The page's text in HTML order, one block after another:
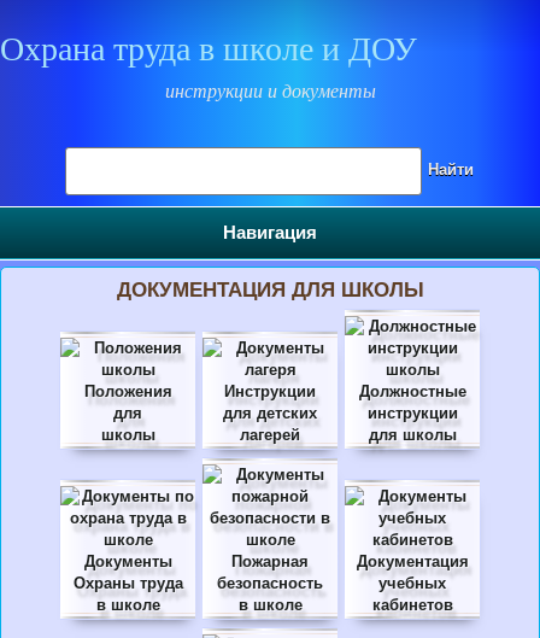
Охрана труда в школе и ДОУ
инструкции и документы
Навигация
ДОКУМЕНТАЦИЯ ДЛЯ ШКОЛЫ
Положения
для
школы
Инструкции
для детских
лагерей
Должностные
инструкции
для школы
Документы
Охраны труда
в школе
Пожарная
безопасность
в школе
Документация
учебных
кабинетов